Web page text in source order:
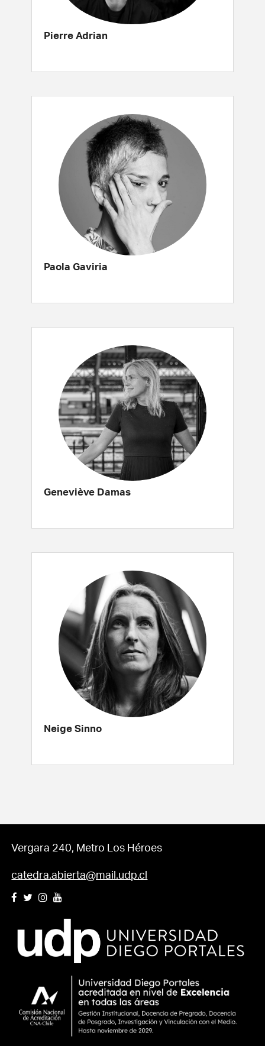
Pierre Adrian
Paola Gaviria
Geneviève Damas
Neige Sinno
Vergara 240, Metro Los Héroes
catedra.abierta@mail.udp.cl